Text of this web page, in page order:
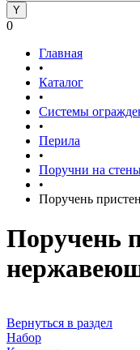
0
Главная
•
Каталог
•
Системы
•
Перила
•
Поручни на
•
Поручень
Поручень
Вернуться в раздел
Набор